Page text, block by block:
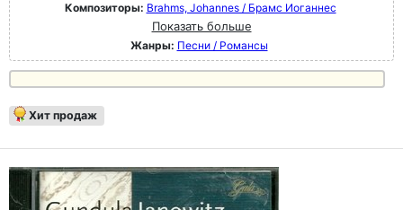
Композиторы: Brahms, Johannes / Брамс Иоганнес
Показать больше
Жанры: Песни / Романсы
Хит продаж